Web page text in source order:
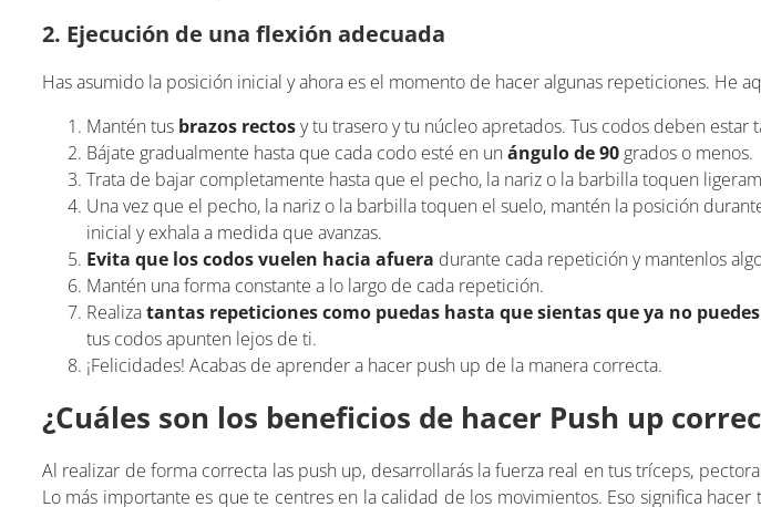
2. Ejecución de una flexión adecuada
Has asumido la posición inicial y ahora es el momento de hacer algunas repeticiones. He
Mantén tus brazos rectosy tu trasero y tu núcleo apretados. Tus codos deben estar
Bájate gradualmente hasta que cada codo esté en unángulo de 90 grados o menos.
Trata de bajar completamente hasta que el pecho, la nariz o la barbilla toquen
Una vez que el pecho, la nariz o la barbilla toquen el suelo, mantén la posición
inicial y exhala a medida que avanzas.
Evita que los codos vuelen hacia afuera durante cada repetición y mantenlos
Mantén una forma constante a lo largo de cada repetición.
Realizatantas repeticiones como puedas hasta que sientas que ya no
tus codos apunten lejos de ti.
¡Felicidades! Acabas de aprender a hacer push up de la manera correcta.
¿Cuáles son los beneficios de hacer Push up
Al realizar de forma correcta las push up, desarrollarás la fuerza real en tus tríceps,
Lo más importante es que te centres en la calidad de los movimientos. Eso significa